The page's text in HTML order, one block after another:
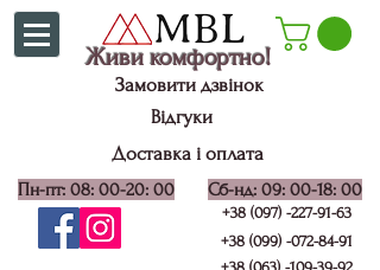
Живи комфортно!
Замовити дзвінок
Відгуки
Доставка і оплата
Пн-пт: 08: 00-20: 00 Сб-нд: 09: 00-18: 00
+38 (099) -072-84-91
+38 (097) -227-91-63